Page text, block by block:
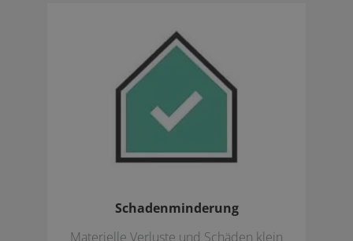
Schadenminderung
Materielle Verluste und Schäden klein